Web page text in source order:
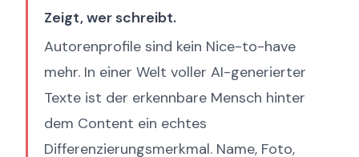
Zeigt, wer schreibt.
Autorenprofile sind kein Nice-to-have
mehr. In einer Welt voller AI-generierter
Texte ist der erkennbare Mensch hinter
dem Content ein echtes
Differenzierungsmerkmal. Name, Foto,